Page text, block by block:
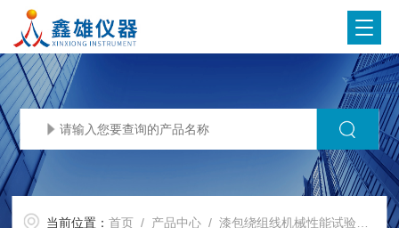
当前位置：首页 / 产品中心 /漆包绕组线机械性能试验仪 /